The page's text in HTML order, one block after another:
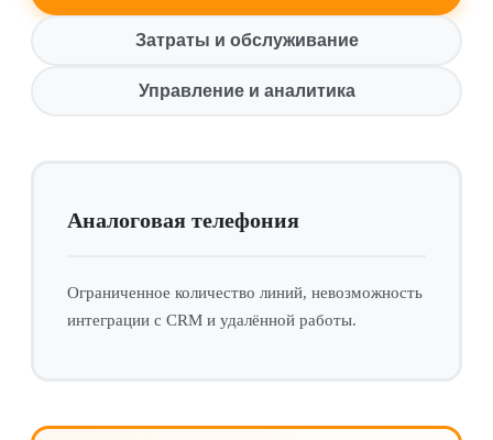
Затраты и обслуживание
Управление и аналитика
Аналоговая телефония
Ограниченное количество линий, невозможность
интеграции с CRM и удалённой работы.